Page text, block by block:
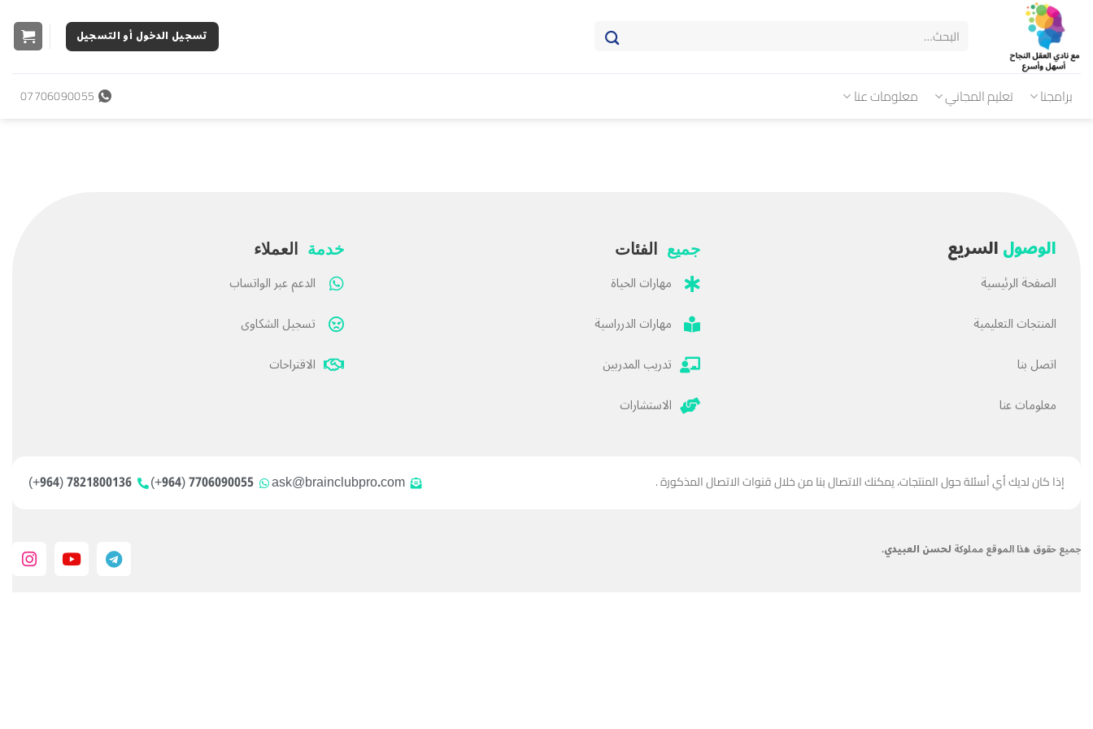
تسجيل الدخول أو التسجيل
برامجنا تعليم المجاني معلومات عنا 07706090055
الوصولالسريع
الصفحة الرئيسية
المنتجات التعليمية
اتصل بنا
معلومات عنا
جميع الفئات
مهارات الحياة
مهارات الدرراسية
تدريب المدربين
الاستشارات
خدمة العملاء
الدعم عبر الواتساب
تسجيل الشكاوى
الاقتراحات
إذا كان لديك أي أسئلة حول المنتجات، يمكنك الاتصال بنا من خلال قنوات الاتصال المذكورة . ask@brainclubpro.com
7706090055 (964+)
7821800136 (964+)
جميع حقوق هذا الموقع مملوكة لحسن العبيدي.